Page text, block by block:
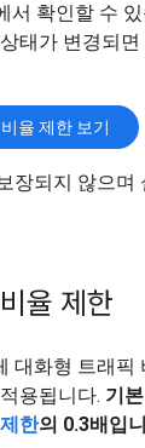
서 확인할 수
태가 변경되
율 제한 보기
장되지 않으며
율 제한
대화형 트래픽
용됩니다. 기
한의 0.3배입